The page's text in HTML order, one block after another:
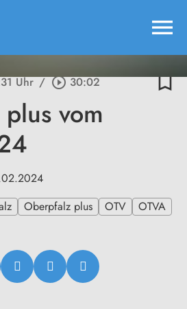
menu
Uhr / play_circle_outline30:02 bookmark_border
vom
Oberpfalz plus OTV
OTVA